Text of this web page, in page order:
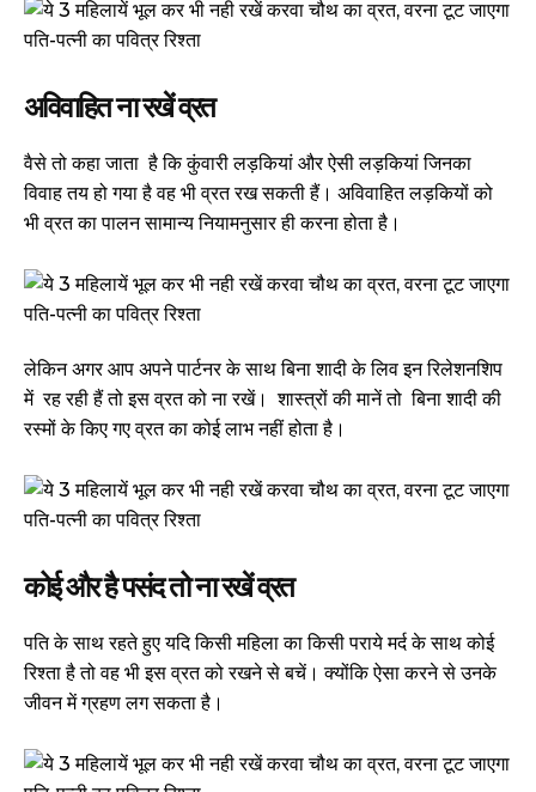
अविवाहित ना रखें व्रत
वैसे तो कहा जाता है कि कुंवारी लड़कियां और ऐसी लड़कियां जिनका
विवाह तय हो गया है वह भी व्रत रख सकती हैं। अविवाहित लड़कियों को
भी व्रत का पालन सामान्य नियामनुसार ही करना होता है।
लेकिन अगर आप अपने पार्टनर के साथ बिना शादी के लिव इन रिलेशनशिप
में रह रही हैं तो इस व्रत को ना रखें। शास्त्रों की मानें तो बिना शादी की
रस्मों के किए गए व्रत का कोई लाभ नहीं होता है।
कोई और है पसंद तो ना रखें व्रत
पति के साथ रहते हुए यदि किसी महिला का किसी पराये मर्द के साथ कोई
रिश्ता है तो वह भी इस व्रत को रखने से बचें। क्योंकि ऐसा करने से उनके
जीवन में ग्रहण लग सकता है।